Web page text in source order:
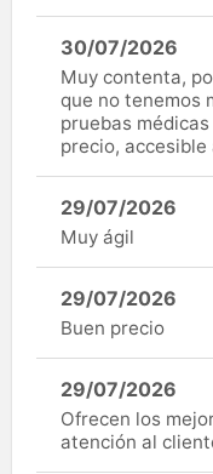
30/07/2026
Muy contenta,
que no tenemos
pruebas
precio, accesible
29/07/2026
Muy ágil
29/07/2026
Buen precio
29/07/2026
Ofrecen los
atención al